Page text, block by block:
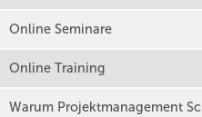
Online Seminare
Online Training
Warum Projektmanagement